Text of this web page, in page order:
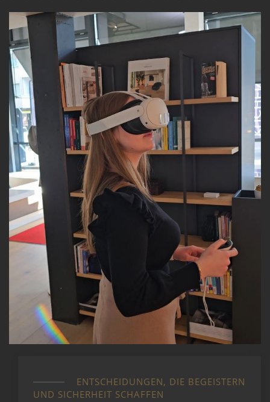
ENTSCHEIDUNGEN, DIE BEGEISTERN
UND SICHERHEIT SCHAFFEN